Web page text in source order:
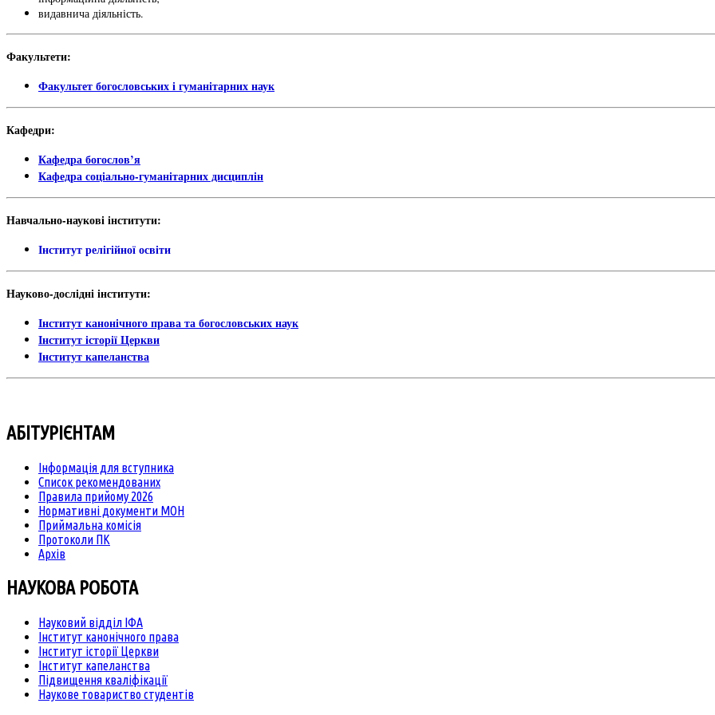
видавнича діяльність.
Факультети:
Факультет богословських і гуманітарних наук
Кафедри:
Кафедра богослов’я
Кафедра соціально-гуманітарних дисциплін
Навчально-наукові інститути:
Інститут релігійної освіти
Науково-дослідні інститути:
Інститут канонічного права та богословських наук
Інститут історії Церкви
Інститут капеланства
АБІТУРІЄНТАМ
Інформація для вступника
Список рекомендованих
Правила прийому 2026
Нормативні документи МОН
Приймальна комісія
Протоколи ПК
Архів
НАУКОВА РОБОТА
Науковий відділ ІФА
Інститут канонічного права
Інститут історії Церкви
Інститут капеланства
Підвищення кваліфікації
Наукове товариство студентів